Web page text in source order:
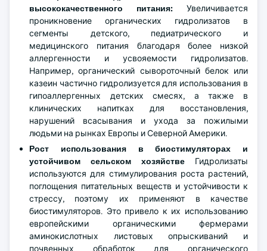
высококачественного питания: Увеличивается
проникновение органических гидролизатов в
сегменты детского, педиатрического и
медицинского питания благодаря более низкой
аллергенности и усвояемости гидролизатов.
Например, органический сывороточный белок или
казеин частично гидролизуется для использования в
гипоаллергенных детских смесях, а также в
клинических напитках для восстановления,
нарушений всасывания и ухода за пожилыми
людьми на рынках Европы и Северной Америки.
Рост использования в биостимуляторах и
устойчивом сельском хозяйстве Гидролизаты
используются для стимулирования роста растений,
поглощения питательных веществ и устойчивости к
стрессу, поэтому их применяют в качестве
биостимуляторов. Это привело к их использованию
европейскими органическими фермерами
аминокислотных листовых опрыскиваний и
почвенных обработок для органического